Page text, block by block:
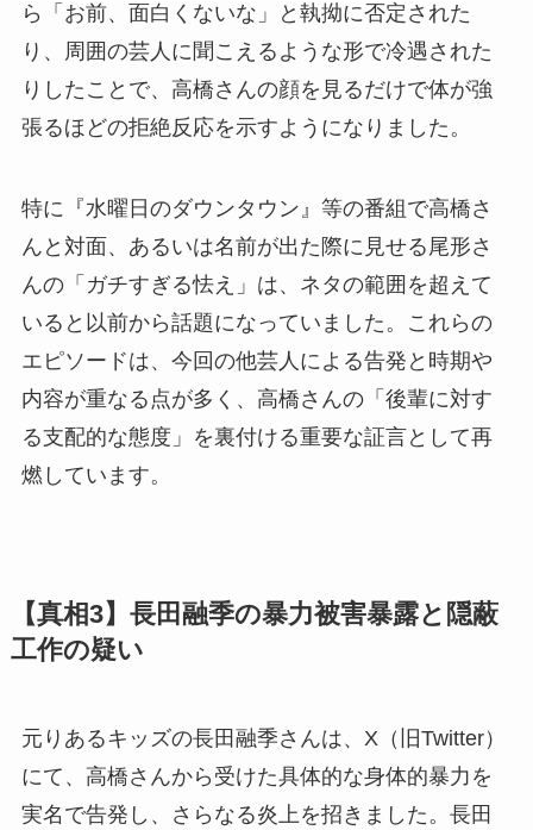
ら「お前、面白くないな」と執拗に否定された
り、周囲の芸人に聞こえるような形で冷遇された
りしたことで、高橋さんの顔を見るだけで体が強
張るほどの拒絶反応を示すようになりました。
特に『水曜日のダウンタウン』等の番組で高橋さ
んと対面、あるいは名前が出た際に見せる尾形さ
んの「ガチすぎる怯え」は、ネタの範囲を超えて
いると以前から話題になっていました。これらの
エピソードは、今回の他芸人による告発と時期や
内容が重なる点が多く、高橋さんの「後輩に対す
る支配的な態度」を裏付ける重要な証言として再
燃しています。
【真相3】長田融季の暴力被害暴露と隠蔽
工作の疑い
元りあるキッズの長田融季さんは、X（旧Twitter）
にて、高橋さんから受けた具体的な身体的暴力を
実名で告発し、さらなる炎上を招きました。長田